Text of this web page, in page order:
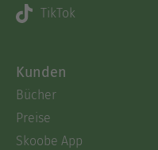
TikTok
Kunden
Bücher
Preise
Skoobe App